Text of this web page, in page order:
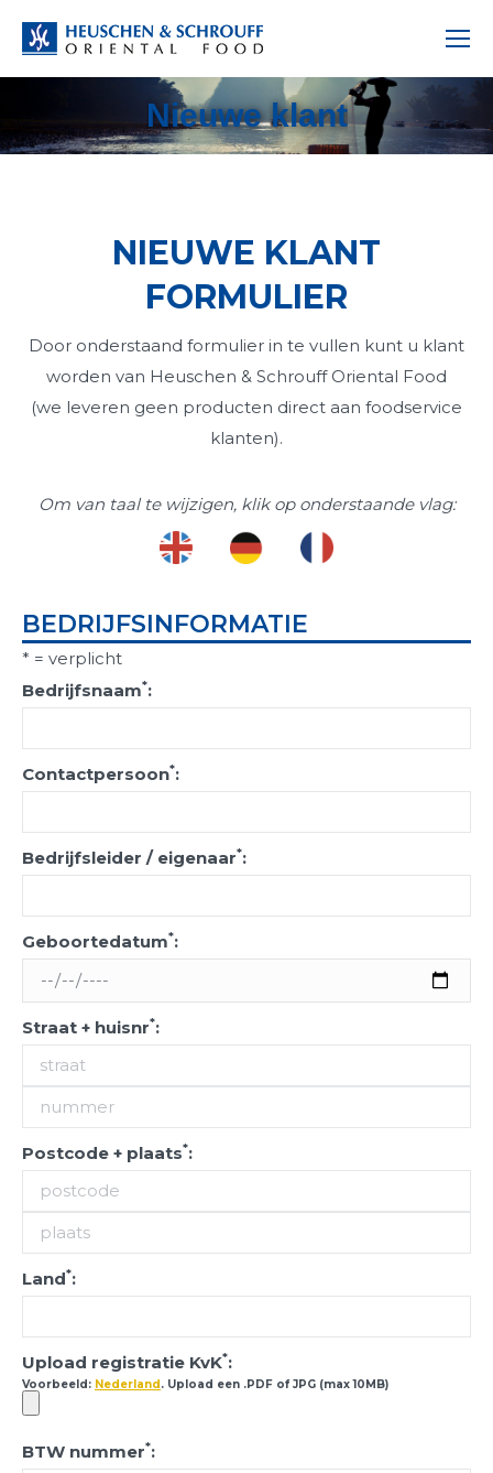
Nieuwe klant
NIEUWE KLANT
FORMULIER
Door onderstaand formulier in te vullen kunt u klant
worden van Heuschen & Schrouff Oriental Food
(we leveren geen producten direct aan foodservice
klanten).
Om van taal te wijzigen, klik op onderstaande vlag:
BEDRIJFSINFORMATIE
* = verplicht
Bedrijfsnaam*:
Contactpersoon*:
Bedrijfsleider / eigenaar*:
Geboortedatum*:
Straat + huisnr*:
Postcode + plaats*:
Land*:
Upload registratie KvK*:
Voorbeeld: Nederland. Upload een .PDF of JPG (max 10MB)
BTW nummer*: